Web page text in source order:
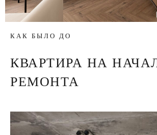
КАК БЫЛО ДО
КВАРТИРА НА
РЕМОНТА